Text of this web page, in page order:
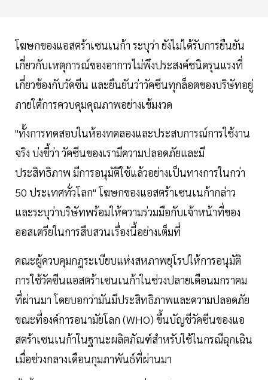
โฆษกของแอสตร้าเซนเนก้า ระบุว่า ยังไม่ได้รับการยืนยัน
เกี่ยวกับเหตุการณ์ของอาการไม่พึงประสงค์ชนิดรุนแรงที่
เกี่ยวข้องกับวัคซีน และยืนยันว่าวัคซีนทุกล็อตของบริษัทอยู่
ภายใต้การควบคุมคุณภาพอย่างเข้มงวด
"ทั้งการทดสอบในห้องทดลองและประสบการณ์การใช้งาน
จริง บ่งชี้ว่า วัคซีนของเรามีความปลอดภัยและมี
ประสิทธิภาพ มีการอนุมัติใช้แล้วอย่างเป็นทางการในกว่า
50 ประเทศทั่วโลก" โฆษกของแอสตร้าเซนเนก้ากล่าว
และระบุว่าบริษัทพร้อมให้ความร่วมมือกับเจ้าหน้าที่ของ
ออสเตรียในการสืบสวนเรื่องนี้อย่างเต็มที่
คณะผู้ควบคุมกฎระเบียบแห่งสหภาพยุโรปให้การอนุมัติ
การใช้วัคซีนแอสตร้าเซนเนก้าในช่วงปลายเดือนมกราคม
ที่ผ่านมา โดยบอกว่ามันมีประสิทธิภาพและความปลอดภัย
ขณะที่องค์การอนามัยโลก (WHO) ขึ้นบัญชีวัคซีนของแอ
สตร้าเซนเนก้าในฐานะผลิตภัณฑ์สำหรับใช้ในกรณีฉุกเฉิน
เมื่อช่วงกลางเดือนกุมภาพันธ์ที่ผ่านมา